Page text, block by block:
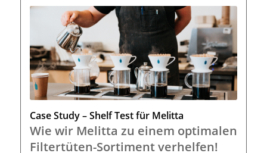
Case Study – Shelf Test für Melitta
Wie wir Melitta zu einem optimalen
Filtertüten-Sortiment verhelfen!